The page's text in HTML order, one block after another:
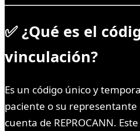
✅ ¿Qué es el
vinculación?
Es un código único y
paciente o su representante
cuenta de REPROCANN.